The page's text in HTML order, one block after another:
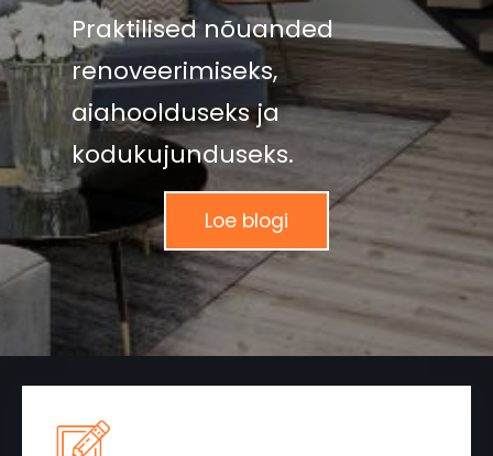
Praktilised nõuanded
renoveerimiseks,
aiahoolduseks ja
kodukujunduseks.
Loe blogi